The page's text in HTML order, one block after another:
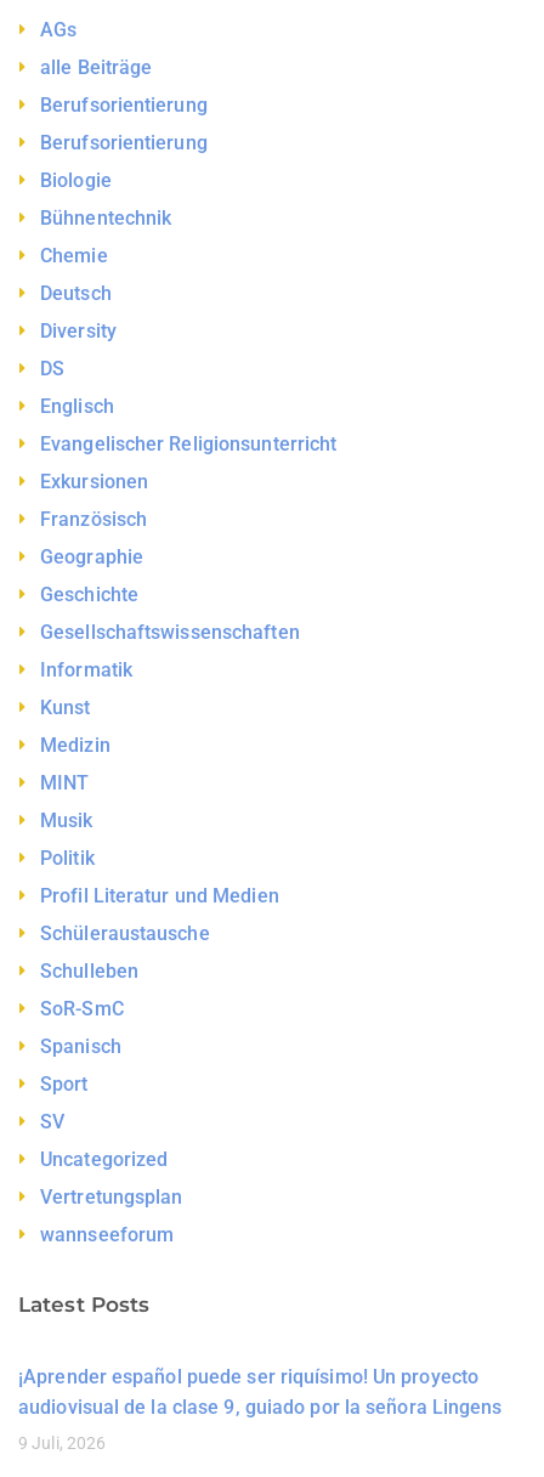
AGs
alle Beiträge
Berufsorientierung
Berufsorientierung
Biologie
Bühnentechnik
Chemie
Deutsch
Diversity
DS
Englisch
Evangelischer Religionsunterricht
Exkursionen
Französisch
Geographie
Geschichte
Gesellschaftswissenschaften
Informatik
Kunst
Medizin
MINT
Musik
Politik
Profil Literatur und Medien
Schüleraustausche
Schulleben
SoR-SmC
Spanisch
Sport
SV
Uncategorized
Vertretungsplan
wannseeforum
Latest Posts
¡Aprender español puede ser riquísimo! Un proyecto
audiovisual de la clase 9, guiado por la señora Lingens
9 Juli, 2026